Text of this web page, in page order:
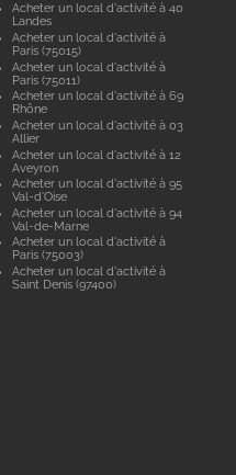
Acheter un local d'activité à 40
Landes
Acheter un local d'activité à
Paris (75015)
Acheter un local d'activité à
Paris (75011)
Acheter un local d'activité à 69
Rhône
Acheter un local d'activité à 03
Allier
Acheter un local d'activité à 12
Aveyron
Acheter un local d'activité à 95
Val-d'Oise
Acheter un local d'activité à 94
Val-de-Marne
Acheter un local d'activité à
Paris (75003)
Acheter un local d'activité à
Saint Denis (97400)